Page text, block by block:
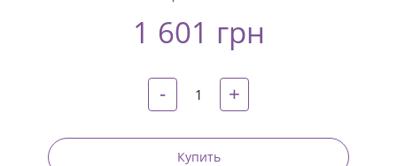
Twitter
Pinterest
1 601 грн
- +
Купить